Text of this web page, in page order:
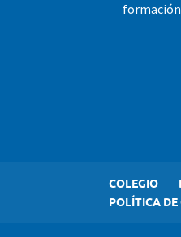
COLEGIO
POLÍTICA DE